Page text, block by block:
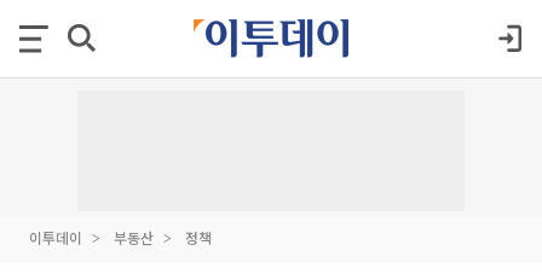
이투데이 부동산 정책